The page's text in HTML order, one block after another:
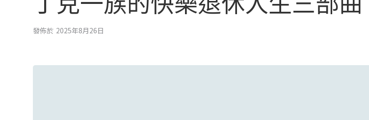
發佈於 2025年8月26日